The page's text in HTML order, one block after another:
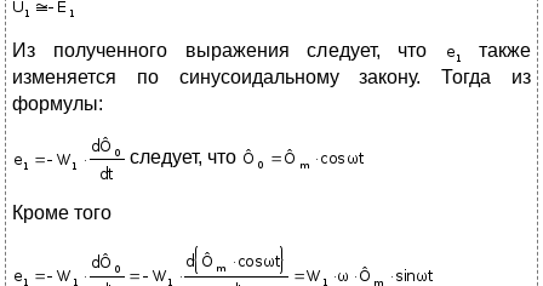
Из полученного выражения следует, что
также
изменяется по синусоидальному закону. Тогда из
формулы:
следует, что
Кроме того